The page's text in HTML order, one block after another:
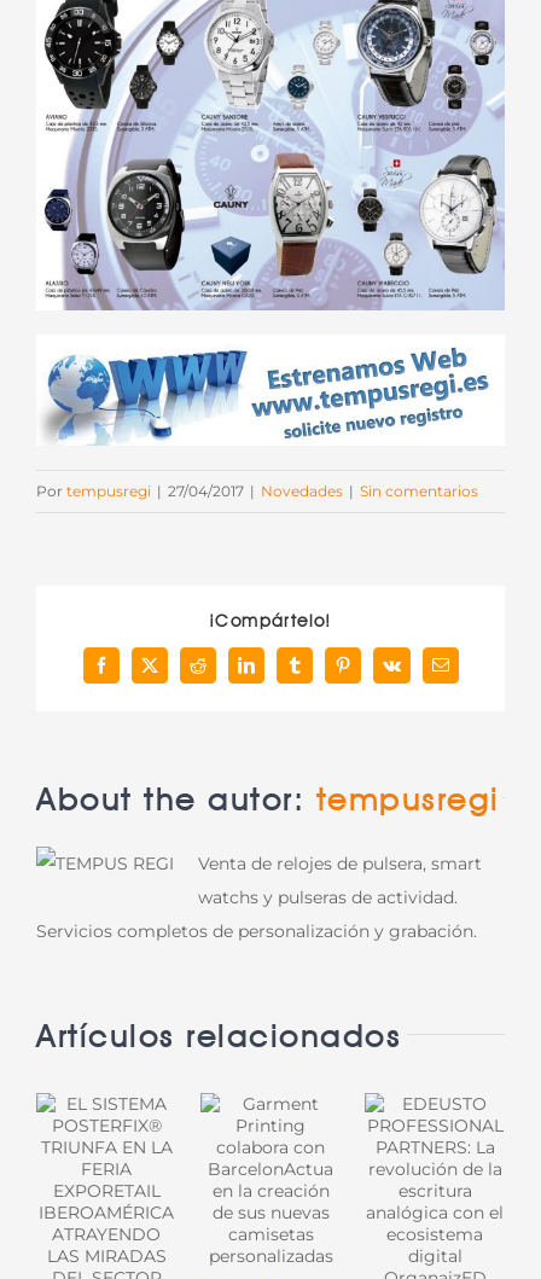
Por tempusregi | 27/04/2017 | Novedades | Sin comentarios
¡Compártelo!
Facebook
X Reddit LinkedInTumblrPinterest
Vk
Correo
electrónico
About the autor: tempusregi
Venta de relojes de pulsera, smart
watchs y pulseras de actividad.
Servicios completos de personalización y grabación.
Artículos relacionados